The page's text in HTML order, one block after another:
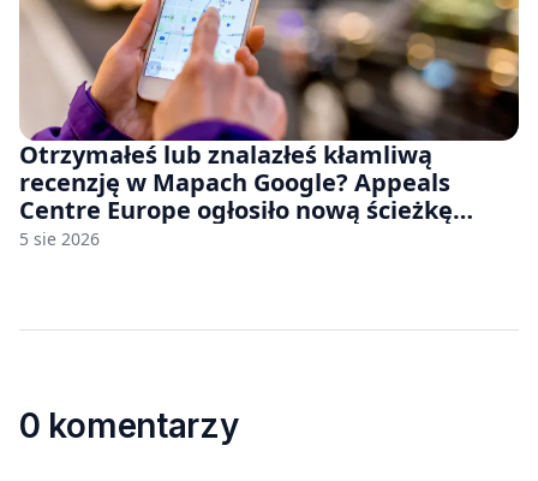
Otrzymałeś lub znalazłeś kłamliwą
recenzję w Mapach Google? Appeals
Centre Europe ogłosiło nową ścieżkę
odwoławczą dla firm i konsumentów
5 sie 2026
0 komentarzy